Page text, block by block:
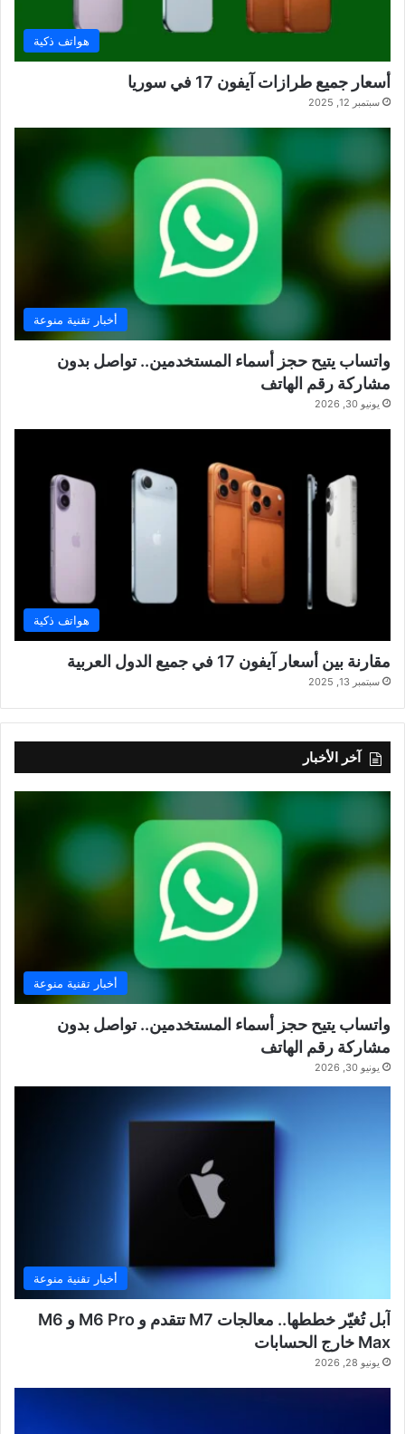
هواتف ذكية
أسعار جميع طرازات آيفون 17 في سوريا
سبتمبر 12, 2025
أخبار تقنية منوعة
واتساب يتيح حجز أسماء المستخدمين.. تواصل بدون
مشاركة رقم الهاتف
يونيو 30, 2026
هواتف ذكية
مقارنة بين أسعار آيفون 17 في جميع الدول العربية
سبتمبر 13, 2025
آخر الأخبار
أخبار تقنية منوعة
واتساب يتيح حجز أسماء المستخدمين.. تواصل بدون
مشاركة رقم الهاتف
يونيو 30, 2026
أخبار تقنية منوعة
آبل تُغيّر خططها.. معالجات M7 تتقدم و M6 Pro و M6
Max خارج الحسابات
يونيو 28, 2026